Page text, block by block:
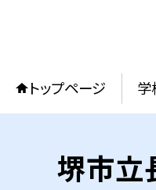
トップページ 学
堺市立